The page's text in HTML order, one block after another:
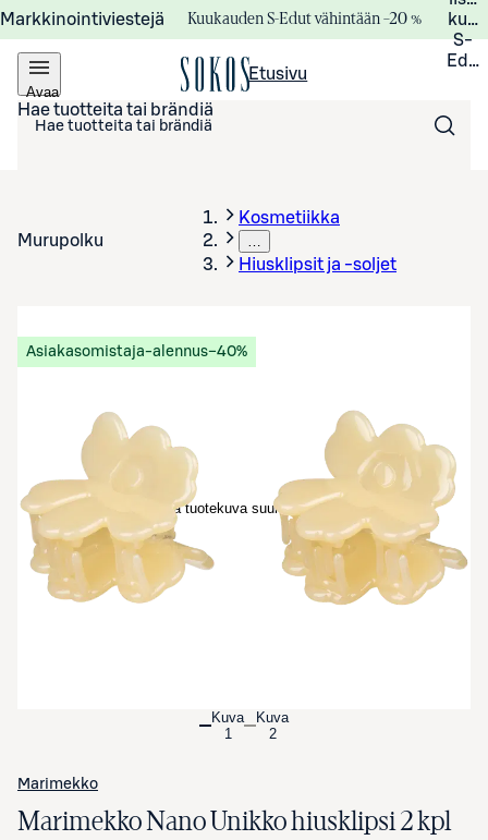
Markkinointiviestejä Kuukauden S-Edut vähintään –20 %
S-
Avaa
valikko
Etusivu
Hae tuotteita tai brändiä
Murupolku
Kosmetiikka
…
Hiusklipsit ja -soljet
Avaa tuotekuva suurennettuna
Asiakasomistaja-alennus−40%
Kuva
1
Kuva
2
Marimekko
Marimekko Nano Unikko hiusklipsi 2 kpl